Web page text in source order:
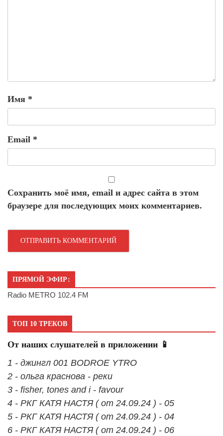
Имя *
Email *
Сохранить моё имя, email и адрес сайта в этом
браузере для последующих моих комментариев.
ПРЯМОЙ ЭФИР:
Radio METRO 102.4 FM
ТОП 10 ТРЕКОВ
От наших слушателей в приложении 📱
1 - джингл 001 BODROE YTRO
2 - ольга краснова - реки
3 - fisher, tones and i - favour
4 - РКГ КАТЯ НАСТЯ ( от 24.09.24 ) - 05
5 - РКГ КАТЯ НАСТЯ ( от 24.09.24 ) - 04
6 - РКГ КАТЯ НАСТЯ ( от 24.09.24 ) - 06